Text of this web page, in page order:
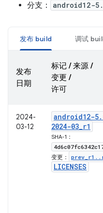
分支： android12-
发布 build 调试
发布
日期
标记 / 来源 /
变更 /
许可
2024-
03-12
android12-5.
2024-03_r1
SHA-1：
变更： prev r1 . .
LICENSES